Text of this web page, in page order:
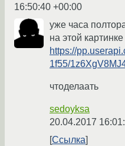
16:50:40 +00:00
уже часа
на этой картинке
https://
1f55/
чтоделаать
sedoyksa
20.04.2017
Ссылка